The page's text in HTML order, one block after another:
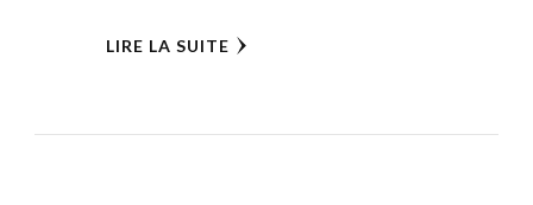
LIRE LA SUITE